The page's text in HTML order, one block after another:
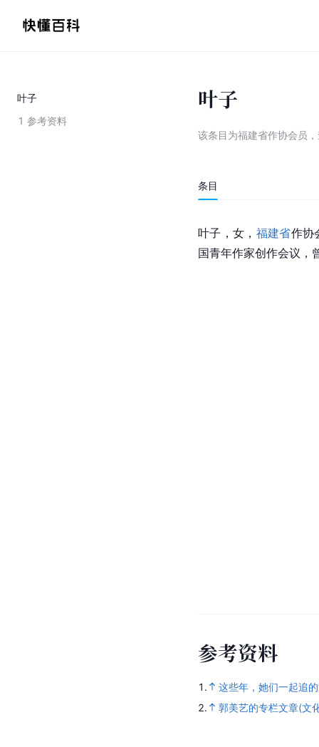
叶子
1 参考资料
叶子
该条目为福建省作协会员 ，
条目
叶子，女， 福建省作协
国青年作家创作会议，
参考资料
1.
这些年，她们一起追
2.
郭美艺的专栏文章(文